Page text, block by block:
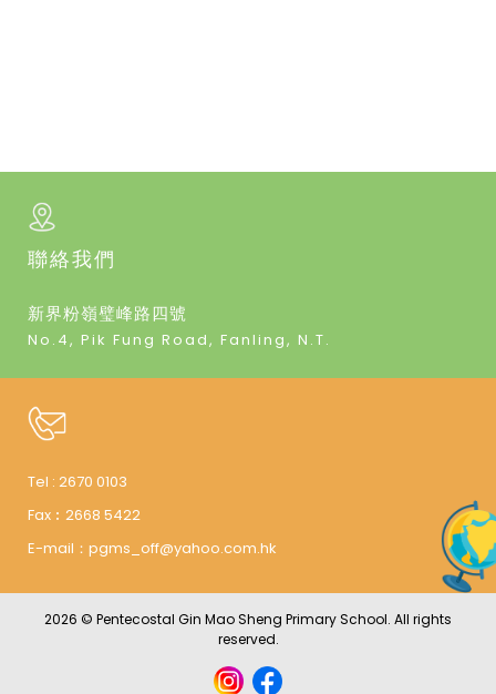
聯絡我們
新界粉嶺璧峰路四號
No.4, Pik Fung Road, Fanling, N.T.
Tel : 2670 0103
Fax︰ 2668 5422
E-mail： pgms_off@yahoo.com.hk
2026 © Pentecostal Gin Mao Sheng Primary School. All rights
reserved.